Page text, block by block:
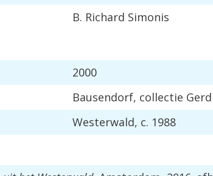
B. Richard Simonis
2000
Bausendorf, collectie Gerd
Westerwald, c. 1988